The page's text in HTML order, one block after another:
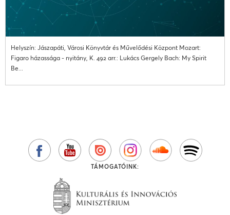
Helyszín: Jászapáti, Városi Könyvtár és Művelődési Központ Mozart:
Figaro házassága - nyitány, K. 492 arr.: Lukács Gergely Bach: My Spirit
Be...
TÁMOGATÓINK: